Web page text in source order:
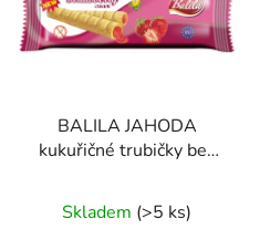
BALILA JAHODA
kukuřičné trubičky bez
hodnocení
Skladem (>5 ks)